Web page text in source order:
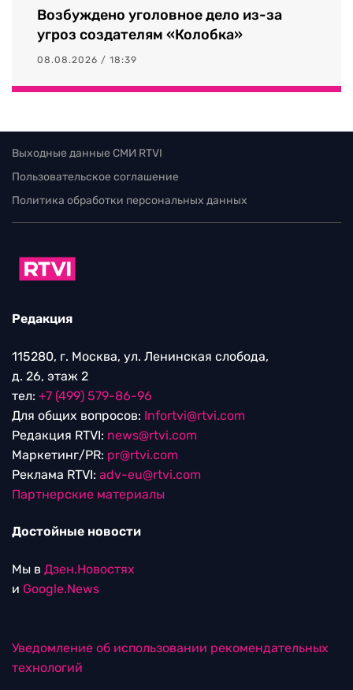
Возбуждено уголовное дело из-за
угроз создателям «Колобка»
08.08.2026 / 18:39
Выходные данные СМИ RTVI
Пользовательское соглашение
Политика обработки персональных данных
Редакция
115280, г. Москва, ул. Ленинская слобода,
д. 26, этаж 2
тел: +7 (499) 579-86-96
Для общих вопросов: Infortvi@rtvi.com
Редакция RTVI: news@rtvi.com
Маркетинг/PR: pr@rtvi.com
Реклама RTVI: adv-eu@rtvi.com
Партнерские материалы
Достойные новости
Мы в Дзен.Новостях
и Google.News
Уведомление об использовании рекомендательных
технологий